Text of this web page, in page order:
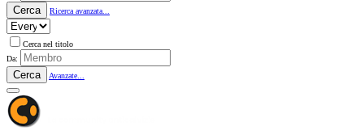
Cerca Ricerca avanzata...
Cerca nel titolo
Da:
Cerca Avanzate...